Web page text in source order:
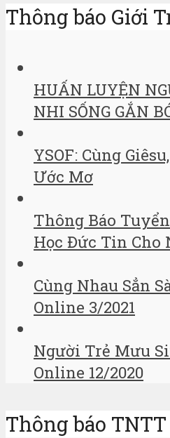
Thông báo Giới
HUẤN LUYỆN
NHI SỐNG GẮN
YSOF: Cùng
Ước Mơ
Thông Báo
Học Đức Tin Cho
Cùng Nhau Sẳn
Online 3/2021
Người Trẻ Mưu
Online 12/2020
Thông báo TNTT